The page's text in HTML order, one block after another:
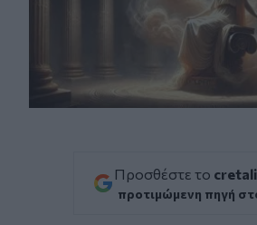
Προσθέστε το
προτιμώμενη πηγή